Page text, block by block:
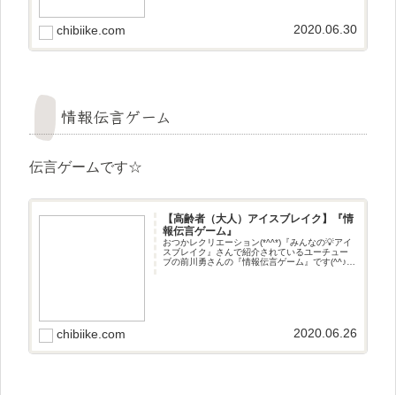
chibiike.com 2020.06.30
情報伝言ゲーム
伝言ゲームです☆
【高齢者（大人）アイスブレイク】『情
報伝言ゲーム』
おつかレクリエーション(*^^*)『みんなの💡アイ
スブレイク』さんで紹介されているユーチュー
ブの前川勇さんの『情報伝言ゲーム』です(^^♪遊
chibiike.com 2020.06.26